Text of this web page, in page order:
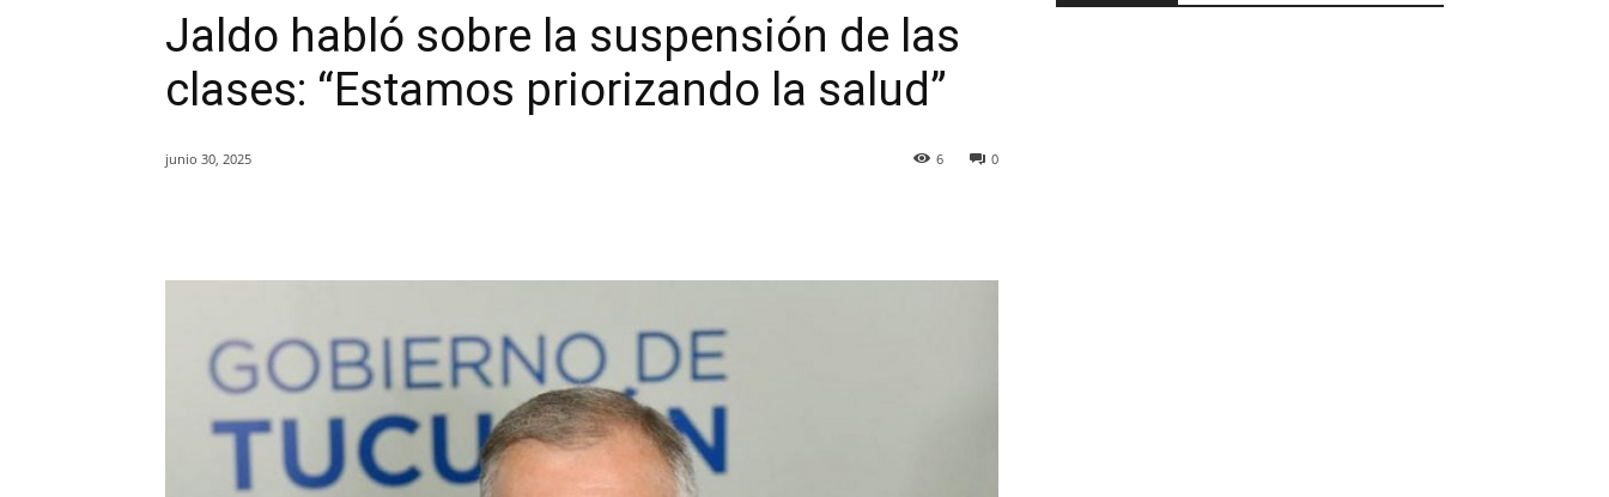
Jaldo habló sobre la suspensión de las
clases: “Estamos priorizando la salud”
junio 30, 2025 0
6